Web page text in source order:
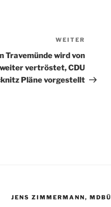
Beitrag
WEITER
Travemünde wird von
vertröstet, CDU
Pläne vorgestellt
JENS ZIMMERMANN, MDBÜ